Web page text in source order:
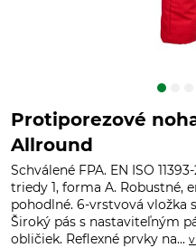
Protiporezové
Allround
Schválené FPA. EN ISO
triedy 1, forma A. Robustné,
pohodlné. 6-vrstvová vložka
Široký pás s nastaviteľným
obličiek. Reflexné prvky na...